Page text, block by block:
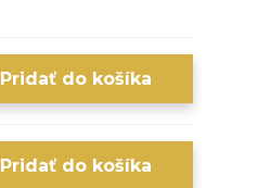
Pridať do košíka
Pridať do košíka